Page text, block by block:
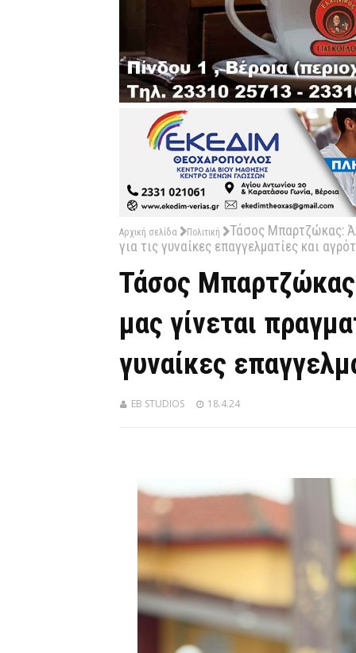
Αρχική σελίδα Πολιτική
Τάσος Μπαρτζώκας:
για τις γυναίκες επαγγελματίες και
Τάσος
μας γίνεται
γυναίκες
EB STUDIOS 18.4.24